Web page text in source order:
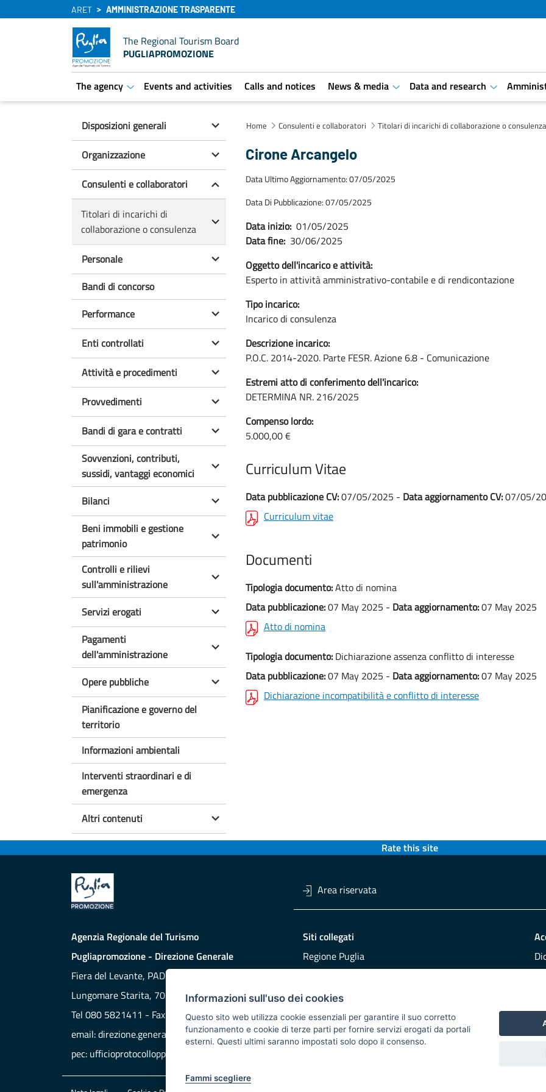
Informazioni sull'uso dei cookies
Questo sito web utilizza cookie essenziali per garantire il suo corretto
funzionamento e cookie di terze parti per fornire servizi erogati da portali
esterni. Questi ultimi saranno impostati solo dopo il consenso.
Fammi scegliere
ARET AMMINISTRAZIONE TRASPARENTE
The Regional Tourism Board
PUGLIAPROMOZIONE
The agency
aret.open.submenu
Events and activities Calls and notices News & media
aret.open.submenu
Data and research
Disposizioni generali
Organizzazione
Consulenti e collaboratori
Titolari di incarichi di
collaborazione o consulenza
Personale
Bandi di concorso
Performance
Enti controllati
Attività e procedimenti
Provvedimenti
Bandi di gara e contratti
Sovvenzioni, contributi,
sussidi, vantaggi economici
Bilanci
Beni immobili e gestione
patrimonio
Controlli e rilievi
sull'amministrazione
Servizi erogati
Pagamenti
dell'amministrazione
Opere pubbliche
Pianificazione e governo del
territorio
Informazioni ambientali
Interventi straordinari e di
emergenza
Altri contenuti
Home Consulenti e collaboratori Titolari di incarichi di collaborazione o
Cirone Arcangelo
Data Ultimo Aggiornamento: 07/05/2025
Data Di Pubblicazione: 07/05/2025
Data inizio: 01/05/2025
Data fine: 30/06/2025
Oggetto dell'incarico e attività:
Esperto in attività amministrativo-contabile e di rendicontazione
Tipo incarico:
Incarico di consulenza
Descrizione incarico:
P.O.C. 2014-2020. Parte FESR. Azione 6.8 - Comunicazione
Estremi atto di conferimento dell'incarico:
DETERMINA NR. 216/2025
Compenso lordo:
5.000,00 €
Curriculum Vitae
Data pubblicazione CV:07/05/2025 - Data aggiornamento CV:07/05/
Curriculum vitae
Documenti
Tipologia documento:Atto di nomina
Data pubblicazione:07 May 2025 - Data aggiornamento:07 May 2025
Atto di nomina
Tipologia documento: Dichiarazione assenza conflitto di interesse
Data pubblicazione:07 May 2025 - Data aggiornamento:07 May 2025
Dichiarazione incompatibilità e conflitto di interesse
Rate this site
Area riservata
Agenzia Regionale del Turismo
Pugliapromozione - Direzione Generale
Fiera del Levante, PAD. 172
Lungomare Starita, 70132 BARI
Tel 080 5821411 - Fax 080 5821429
email:direzione.generale@aret.regione.puglia.it
pec: ufficioprotocollopp@pec.it
Siti collegati
Regione Puglia
DMS Puglia
Buy Puglia